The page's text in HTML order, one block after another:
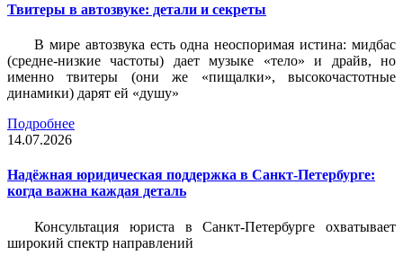
Твитеры в автозвуке: детали и секреты
В мире автозвука есть одна неоспоримая истина: мидбас
(средне-низкие частоты) дает музыке «тело» и драйв, но
именно твитеры (они же «пищалки», высокочастотные
динамики) дарят ей «душу»
Подробнее
14.07.2026
Надёжная юридическая поддержка в Санкт-Петербурге:
когда важна каждая деталь
Консультация юриста в Санкт-Петербурге охватывает
широкий спектр направлений